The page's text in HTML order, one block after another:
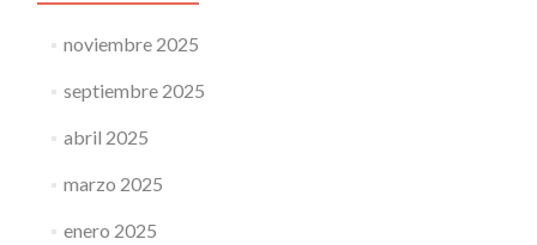
noviembre 2025
septiembre 2025
abril 2025
marzo 2025
enero 2025